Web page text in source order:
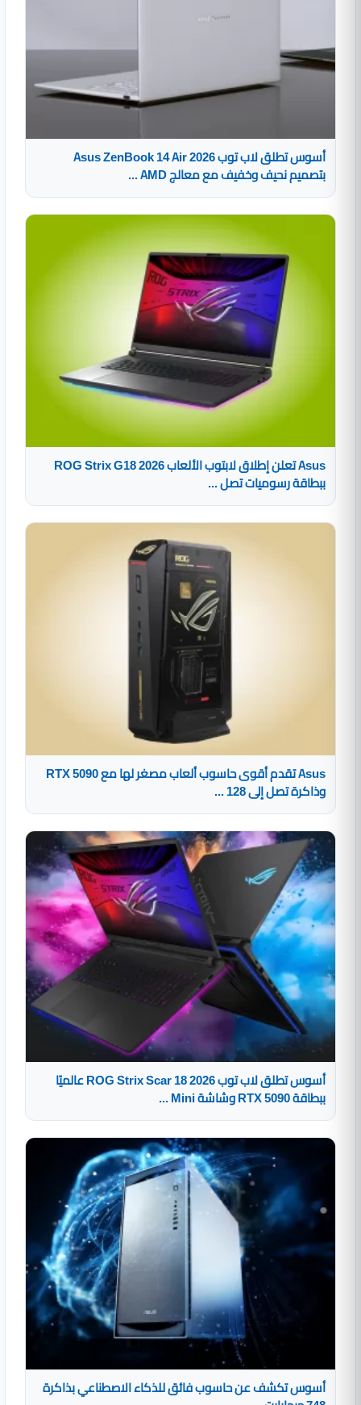
أسوس تطلق لاب توب Asus ZenBook 14 Air 2026
بتصميم نحيف وخفيف مع معالج AMD ...
Asus تعلن إطلاق لابتوب الألعاب ROG Strix G18 2026
ببطاقة رسوميات تصل ...
Asus تقدم أقوى حاسوب ألعاب مصغر لها مع RTX 5090
وذاكرة تصل إلى 128 ...
أسوس تطلق لاب توب ROG Strix Scar 18 2026 عالميًا
ببطاقة RTX 5090 وشاشة Mini ...
أسوس تكشف عن حاسوب فائق للذكاء الاصطناعي بذاكرة